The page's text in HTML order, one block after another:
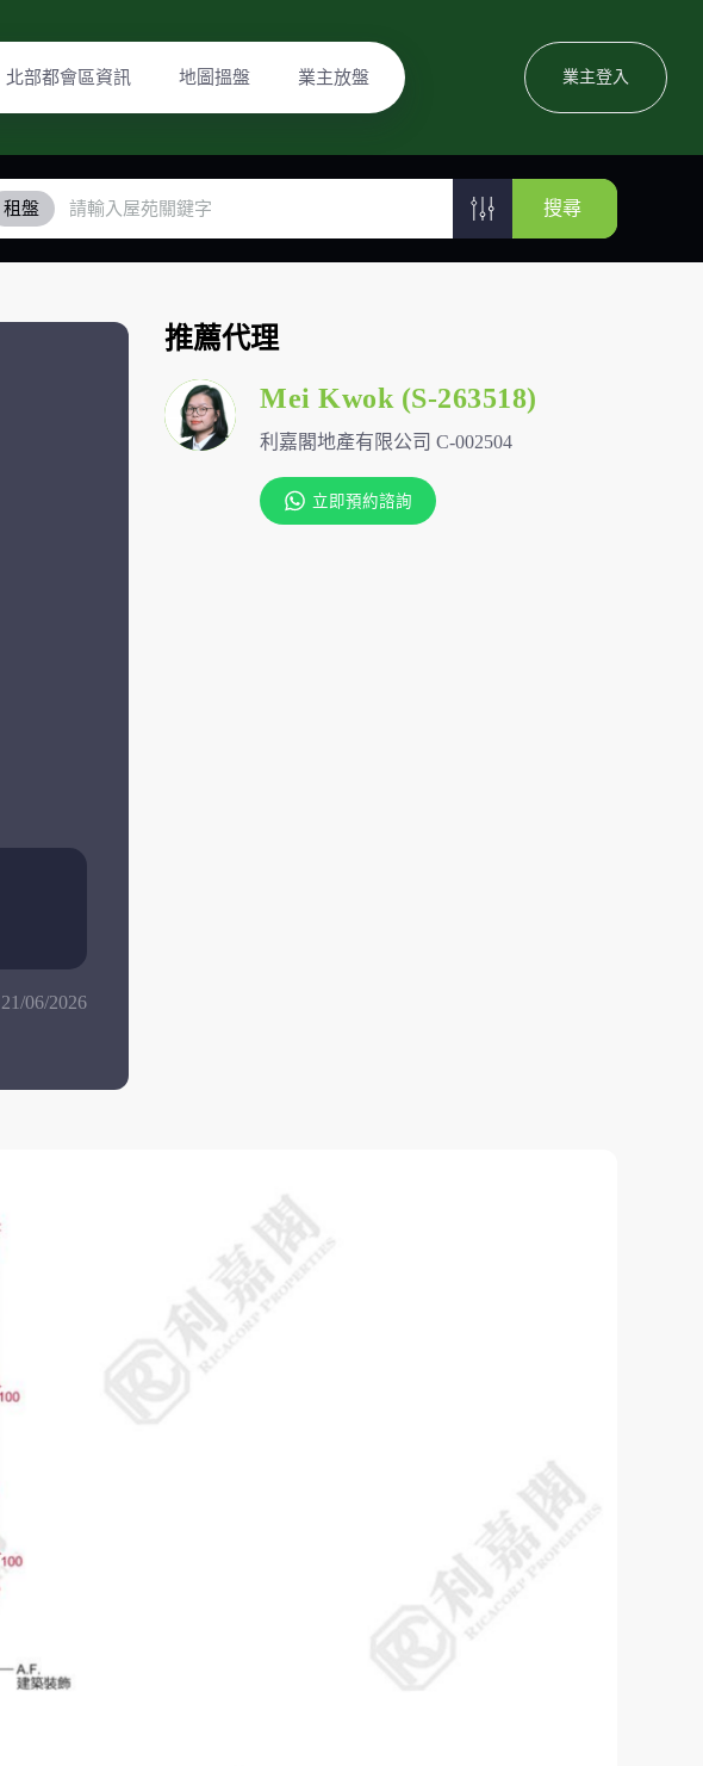
北部都會區資訊 地圖搵盤 業主放盤 業主登入
租盤 搜尋
21/06/2026
推薦代理
Mei Kwok (S-263518)
利嘉閣地產有限公司 C-002504
立即預約諮詢